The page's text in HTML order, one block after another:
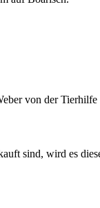
von der
sind, wird es